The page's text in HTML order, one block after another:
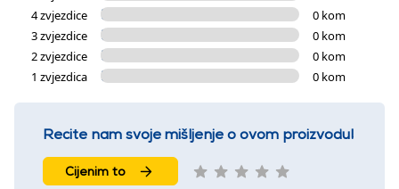
4 zvjezdice
0 kom
3 zvjezdice
0 kom
2 zvjezdice
0 kom
1 zvjezdica
0 kom
Recite nam svoje mišljenje o ovom proizvodu!
Cijenim to